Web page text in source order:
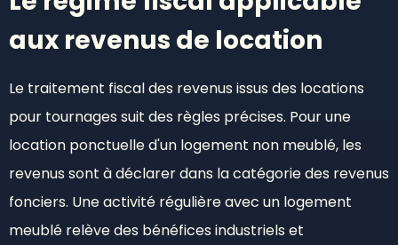
aux revenus de location
Le traitement fiscal des revenus issus des locations
pour tournages suit des règles précises. Pour une
location ponctuelle d'un logement non meublé, les
revenus sont à déclarer dans la catégorie des revenus
fonciers. Une activité régulière avec un logement
meublé relève des bénéfices industriels et